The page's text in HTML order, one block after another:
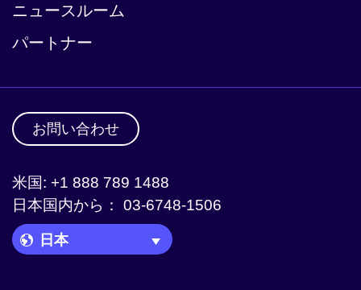
ニュースルーム
パートナー
お問い合わせ
米国: +1 888 789 1488
日本国内から： 03-6748-1506
Language Picker